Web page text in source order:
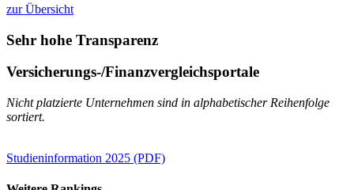
zur Übersicht
Sehr hohe Transparenz
Versicherungs-/Finanzvergleichsportale
Nicht platzierte Unternehmen sind in alphabetischer Reihenfolge
sortiert.
Studieninformation 2025 (PDF)